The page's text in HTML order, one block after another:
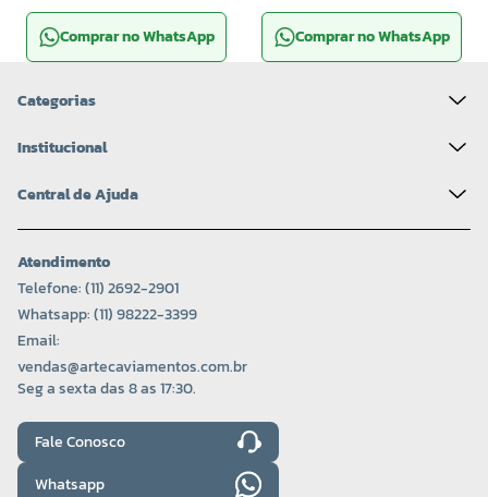
Comprar no WhatsApp Comprar no WhatsApp
Categorias
Institucional
Central de Ajuda
Atendimento
Telefone: (11) 2692-2901
Whatsapp: (11) 98222-3399
Email:
vendas@artecaviamentos.com.br
Seg a sexta das 8 as 17:30.
Fale Conosco
Whatsapp